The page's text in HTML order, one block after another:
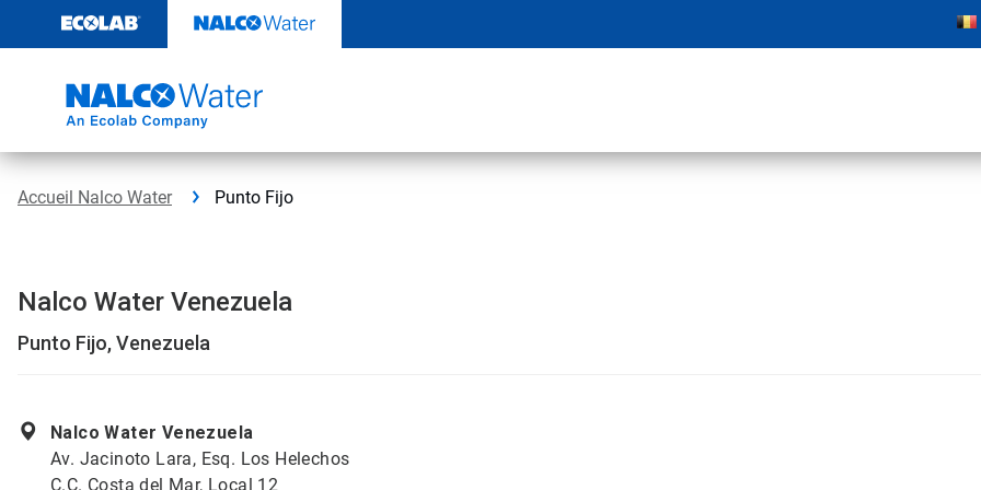
contenu
Accueil Nalco Water Punto Fijo
Nalco Water Venezuela
Punto Fijo, Venezuela
Nalco Water Venezuela
Av. Jacinoto Lara, Esq. Los Helechos
C.C. Costa del Mar, Local 12